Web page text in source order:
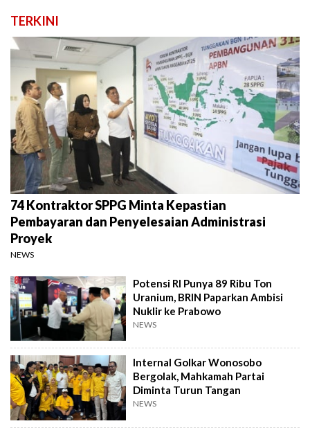
TERKINI
74 Kontraktor SPPG Minta Kepastian
Pembayaran dan Penyelesaian Administrasi
Proyek
NEWS
Potensi RI Punya 89 Ribu Ton
Uranium, BRIN Paparkan Ambisi
Nuklir ke Prabowo
NEWS
Internal Golkar Wonosobo
Bergolak, Mahkamah Partai
Diminta Turun Tangan
NEWS